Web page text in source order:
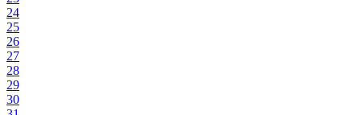
24
25
26
27
28
29
30